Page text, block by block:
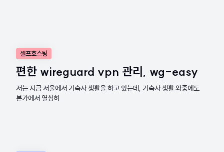
셀프호스팅
편한 wireguard vpn 관리, wg-easy
저는 지금 서울에서 기숙사 생활을 하고 있는데, 기숙사 생활 와중에도
본가에서 열심히